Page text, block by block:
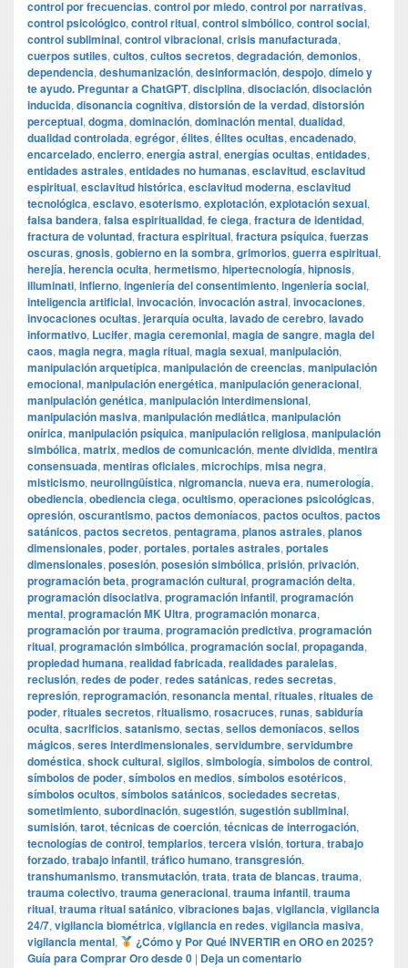
control por frecuencias, control por miedo, control por narrativas,
control psicológico, control ritual, control simbólico, control social,
control subliminal, control vibracional, crisis manufacturada,
cuerpos sutiles, cultos, cultos secretos, degradación, demonios,
dependencia, deshumanización, desinformación, despojo, dímelo y
te ayudo. Preguntar a ChatGPT, disciplina, disociación, disociación
inducida, disonancia cognitiva, distorsión de la verdad, distorsión
perceptual, dogma, dominación, dominación mental, dualidad,
dualidad controlada, egrégor, élites, élites ocultas, encadenado,
encarcelado, encierro, energía astral, energías ocultas, entidades,
entidades astrales, entidades no humanas, esclavitud, esclavitud
espiritual, esclavitud histórica, esclavitud moderna, esclavitud
tecnológica, esclavo, esoterismo, explotación, explotación sexual,
falsa bandera, falsa espiritualidad, fe ciega, fractura de identidad,
fractura de voluntad, fractura espiritual, fractura psíquica, fuerzas
oscuras, gnosis, gobierno en la sombra, grimorios, guerra espiritual,
herejía, herencia oculta, hermetismo, hipertecnología, hipnosis,
illuminati, infierno, ingeniería del consentimiento, ingeniería social,
inteligencia artificial, invocación, invocación astral, invocaciones,
invocaciones ocultas, jerarquía oculta, lavado de cerebro, lavado
informativo, Lucifer, magia ceremonial, magia de sangre, magia del
caos, magia negra, magia ritual, magia sexual, manipulación,
manipulación arquetípica, manipulación de creencias, manipulación
emocional, manipulación energética, manipulación generacional,
manipulación genética, manipulación interdimensional,
manipulación masiva, manipulación mediática, manipulación
onírica, manipulación psíquica, manipulación religiosa, manipulación
simbólica, matrix, medios de comunicación, mente dividida, mentira
consensuada, mentiras oficiales, microchips, misa negra,
misticismo, neurolingüística, nigromancia, nueva era, numerología,
obediencia, obediencia ciega, ocultismo, operaciones psicológicas,
opresión, oscurantismo, pactos demoníacos, pactos ocultos, pactos
satánicos, pactos secretos, pentagrama, planos astrales, planos
dimensionales, poder, portales, portales astrales, portales
dimensionales, posesión, posesión simbólica, prisión, privación,
programación beta, programación cultural, programación delta,
programación disociativa, programación infantil, programación
mental, programación MK Ultra, programación monarca,
programación por trauma, programación predictiva, programación
ritual, programación simbólica, programación social, propaganda,
propiedad humana, realidad fabricada, realidades paralelas,
reclusión, redes de poder, redes satánicas, redes secretas,
represión, reprogramación, resonancia mental, rituales, rituales de
poder, rituales secretos, ritualismo, rosacruces, runas, sabiduría
oculta, sacrificios, satanismo, sectas, sellos demoníacos, sellos
mágicos, seres interdimensionales, servidumbre, servidumbre
doméstica, shock cultural, sigilos, simbología, símbolos de control,
símbolos de poder, símbolos en medios, símbolos esotéricos,
símbolos ocultos, símbolos satánicos, sociedades secretas,
sometimiento, subordinación, sugestión, sugestión subliminal,
sumisión, tarot, técnicas de coerción, técnicas de interrogación,
tecnologías de control, templarios, tercera visión, tortura, trabajo
forzado, trabajo infantil, tráfico humano, transgresión,
transhumanismo, transmutación, trata, trata de blancas, trauma,
trauma colectivo, trauma generacional, trauma infantil, trauma
ritual, trauma ritual satánico, vibraciones bajas, vigilancia, vigilancia
24/7, vigilancia biométrica, vigilancia en redes, vigilancia masiva,
vigilancia mental,
¿Cómo y Por Qué INVERTIR en ORO en 2025?
Guía para Comprar Oro desde 0 | Deja un comentario